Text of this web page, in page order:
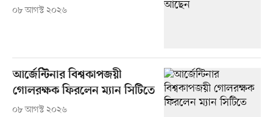
০৮ আগস্ট ২০২৬
আর্জেন্টিনার বিশ্বকাপজয়ী
গোলরক্ষক ফিরলেন ম্যান সিটিতে
০৮ আগস্ট ২০২৬